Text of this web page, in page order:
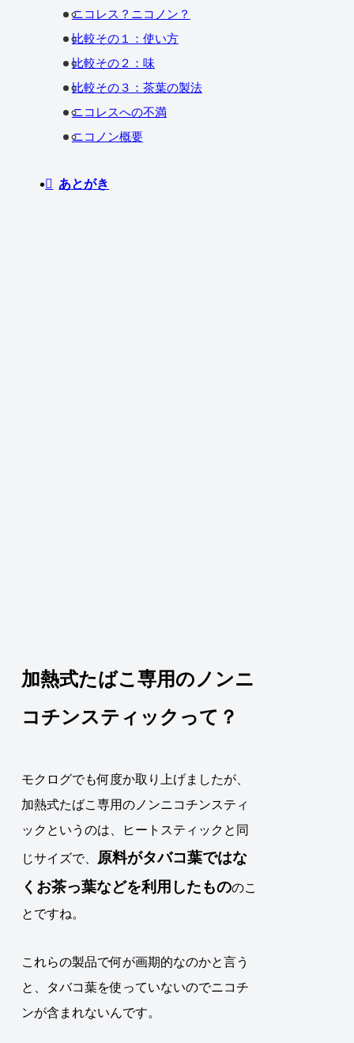
ニコレス？ニコノン？
比較その１：使い方
比較その２：味
比較その３：茶葉の製法
ニコレスへの不満
ニコノン概要
あとがき
加熱式たばこ専用のノンニ
コチンスティックって？
モクログでも何度か取り上げましたが、
加熱式たばこ専用のノンニコチンスティ
ックというのは、ヒートスティックと同
じサイズで、 原料がタバコ葉ではな
く お茶っ葉などを利用したもののこ
とですね。
これらの製品で何が画期的なのかと言う
と、
タバコ葉を使っていないのでニコチ
ンが含まれないんです。